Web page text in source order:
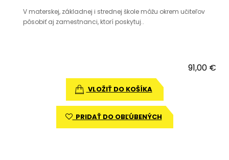
V materskej, základnej i strednej škole môžu okrem učiteľov
pôsobiť aj zamestnanci, ktorí poskytuj..
91,00 €
VLOŽIŤ DO KOŠÍKA
PRIDAŤ DO OBĽÚBENÝCH